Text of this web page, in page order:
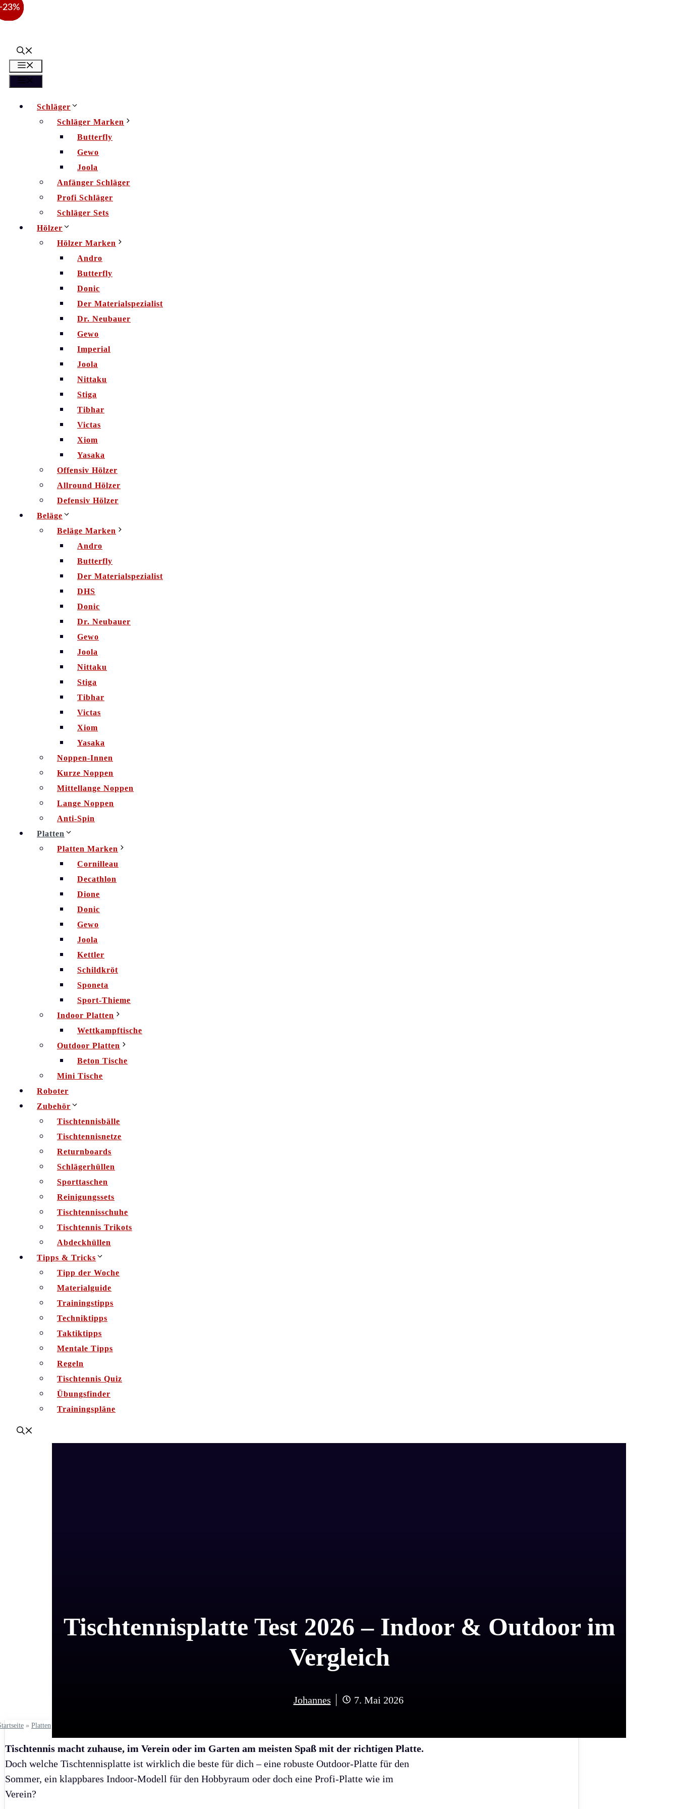
Zum
Schläger
Schläger Marken
Butterfly
Gewo
Joola
Anfänger Schläger
Profi Schläger
Schläger Sets
Hölzer
Hölzer Marken
Andro
Butterfly
Donic
Der Materialspezialist
Dr. Neubauer
Gewo
Imperial
Joola
Nittaku
Stiga
Tibhar
Victas
Xiom
Yasaka
Offensiv Hölzer
Allround Hölzer
Defensiv Hölzer
Beläge
Beläge Marken
Andro
Butterfly
Der Materialspezialist
DHS
Donic
Dr. Neubauer
Gewo
Joola
Nittaku
Stiga
Tibhar
Victas
Xiom
Yasaka
Noppen-Innen
Kurze Noppen
Mittellange Noppen
Lange Noppen
Anti-Spin
Platten
Platten Marken
Cornilleau
Decathlon
Dione
Donic
Gewo
Joola
Kettler
Schildkröt
Sponeta
Sport-Thieme
Indoor Platten
Wettkampftische
Outdoor Platten
Beton Tische
Mini Tische
Roboter
Zubehör
Tischtennisbälle
Tischtennisnetze
Returnboards
Schlägerhüllen
Sporttaschen
Reinigungssets
Tischtennisschuhe
Tischtennis Trikots
Abdeckhüllen
Tipps & Tricks
Tipp der Woche
Materialguide
Trainingstipps
Techniktipps
Taktiktipps
Mentale Tipps
Regeln
Tischtennis Quiz
Übungsfinder
Trainingspläne
Tischtennisplatte Test 2026 – Indoor & Outdoor im
Vergleich
Johannes 7. Mai 2026
» Platten
Tischtennis macht zuhause, im Verein oder im Garten am meisten Spaß mit der richtigen Platte.
Doch welche Tischtennisplatte ist wirklich die beste für dich – eine robuste Outdoor-Platte für den
Sommer, ein klappbares Indoor-Modell für den Hobbyraum oder doch eine Profi-Platte wie im
Verein?